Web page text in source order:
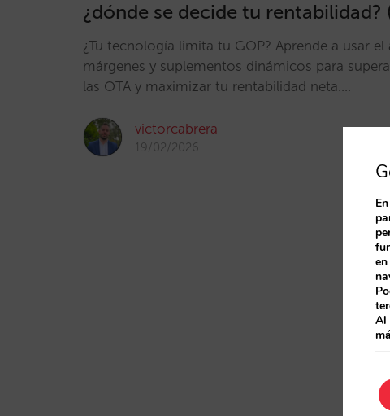
¿dónde se decide tu rentabilidad?
¿Tu tecnología limita tu GOP? Aprende a usar el
márgenes y suplementos dinámicos para
las OTA y maximizar tu rentabilidad neta.…
victorcabrera
19/02/2026
Al